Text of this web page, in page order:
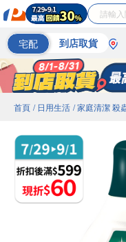
宅配 到店取貨
首頁 / 日用生活 / 家庭清潔 殺